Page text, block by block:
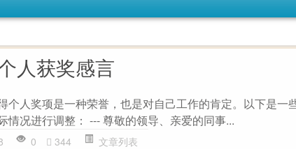
人获奖感言
个人奖项是一种荣誉，也是对自己工作的肯定。以下是一
情况进行调整： --- 尊敬的领导、亲爱的同事...
0 344 文章列表